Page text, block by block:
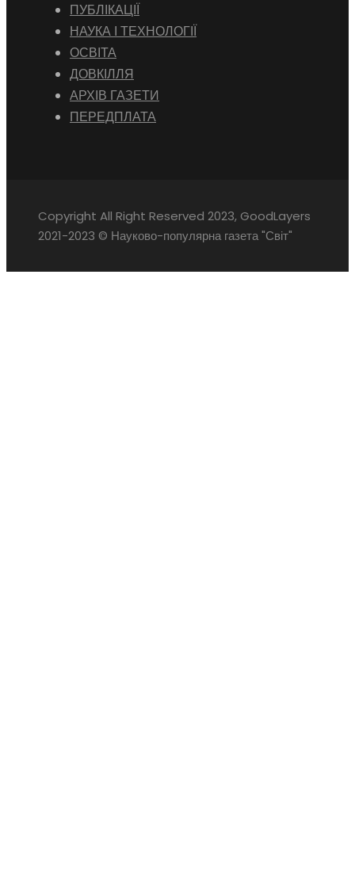
ПУБЛІКАЦІЇ
НАУКА І ТЕХНОЛОГІЇ
ОСВІТА
ДОВКІЛЛЯ
АРХІВ ГАЗЕТИ
ПЕРЕДПЛАТА
Copyright All Right Reserved 2023, GoodLayers
2021-2023 © Науково-популярна газета "Світ"